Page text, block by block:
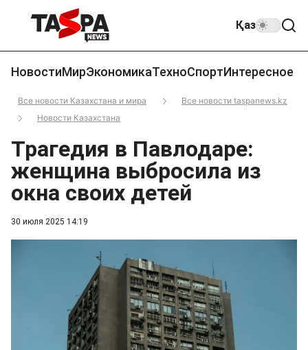
Қаз
НовостиМирЭкономикаТехноСпортИнтересное
Все новости Казахстана и мира
Все новости taspanews.kz
Новости Казахстана
30 июля 2025 14:19
Трагедия в Павлодаре:
женщина выбросила из
окна своих детей